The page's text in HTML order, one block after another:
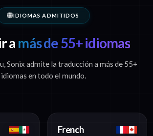
IDIOMAS ADMITIDOS
a más de 55+ idiomas
Sonix admite la traducción a más de 55+
idiomas en todo el mundo.
French